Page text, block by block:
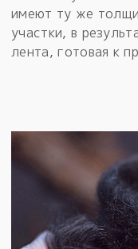
имеют ту же
участки, в
лента, готовая к